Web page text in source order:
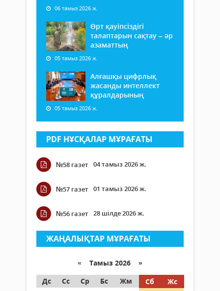
06 тамыз 2026 ж.
Өрт қауіпсіздігі
талаптарын сақтау – әр
азаматтың
05 тамыз 2026 ж.
Алғашқы цифрлық
жасанды интеллект
құралдарының
05 тамыз 2026 ж.
PDF НҰСҚАЛАР МҰРАҒАТЫ
№58 газет 04 тамыз 2026 ж.
№57 газет 01 тамыз 2026 ж.
№56 газет 28 шілде 2026 ж.
ЖАҢАЛЫҚТАР МҰРАҒАТЫ
« Тамыз 2026 »
Дс
Сс Ср Бс Жм Сб
Жс